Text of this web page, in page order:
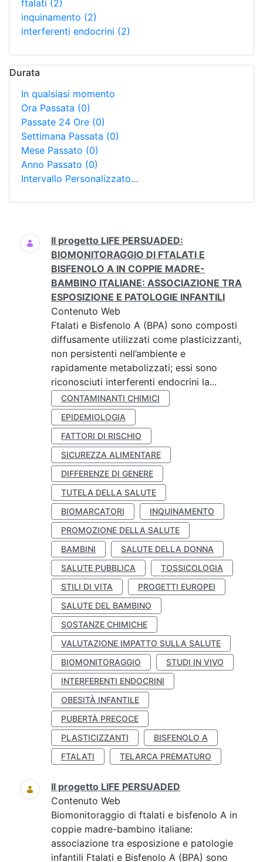
ftalati (2)
inquinamento (2)
interferenti endocrini (2)
Durata
In qualsiasi momento
Ora Passata (0)
Passate 24 Ore (0)
Settimana Passata (0)
Mese Passato (0)
Anno Passato (0)
Intervallo Personalizzato…
Ricerca
Il progetto LIFE PERSUADED:
BIOMONITORAGGIO DI FTALATI E
BISFENOLO A IN COPPIE MADRE-
BAMBINO ITALIANE: ASSOCIAZIONE TRA
ESPOSIZIONE E PATOLOGIE INFANTILI
Contenuto Web
Ftalati e Bisfenolo A (BPA) sono composti
diffusamente utilizzati come plasticizzanti,
non persistenti nell’ambiente e
rapidamente metabolizzati; essi sono
riconosciuti interferenti endocrini la...
CONTAMINANTI CHIMICI
EPIDEMIOLOGIA
FATTORI DI RISCHIO
SICUREZZA ALIMENTARE
DIFFERENZE DI GENERE
TUTELA DELLA SALUTE
BIOMARCATORI
INQUINAMENTO
PROMOZIONE DELLA SALUTE
BAMBINI
SALUTE DELLA DONNA
SALUTE PUBBLICA
TOSSICOLOGIA
STILI DI VITA
PROGETTI EUROPEI
SALUTE DEL BAMBINO
SOSTANZE CHIMICHE
VALUTAZIONE IMPATTO SULLA SALUTE
BIOMONITORAGGIO
STUDI IN VIVO
INTERFERENTI ENDOCRINI
OBESITÀ INFANTILE
PUBERTÀ PRECOCE
PLASTICIZZANTI
BISFENOLO A
FTALATI
TELARCA PREMATURO
Il progetto LIFE PERSUADED
Contenuto Web
Biomonitoraggio di ftalati e bisfenolo A in
coppie madre-bambino italiane:
associazione tra esposizione e patologie
infantili Ftalati e Bisfenolo A (BPA) sono